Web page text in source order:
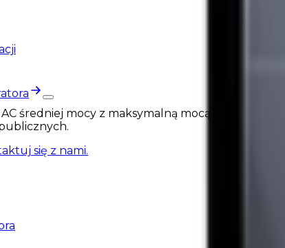
średniej mocy z maksymalną mocą 22 kW i
się z nami.